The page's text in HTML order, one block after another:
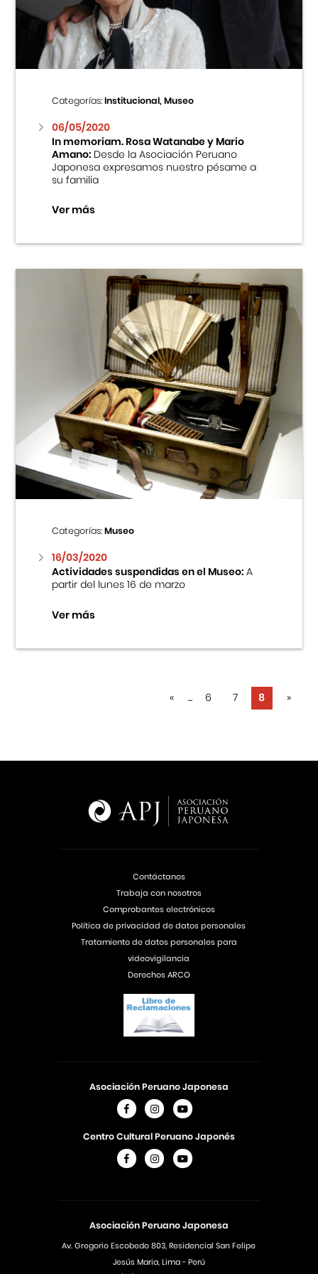
Centro Cultural Peruano Japonés
Cursos
Museo de la Inmigración Japonesa
Fondo Editorial
Teatro Peruano Japonés
Categorías:Institucional, Museo
06/05/2020
In memoriam. Rosa Watanabe y Mario
Amano:Desde la Asociación Peruano
Japonesa expresamos nuestro pésame a
su familia
Ver más
Categorías:Museo
16/03/2020
Actividades suspendidas en el Museo:A
partir del lunes 16 de marzo
Ver más
« ... 6 7 8 »
Asociación Peruano Japonesa
Av. Gregorio Escobedo 803, Residencial San Felipe
Jesús Maria, Lima - Perú
Asociación Peruano Japonesa
Centro Cultural Peruano Japonés
Contáctanos
Trabaja con nosotros
Comprobantes electrónicos
Política de privacidad de datos personales
Tratamiento de datos personales para
videovigilancia
Derechos ARCO